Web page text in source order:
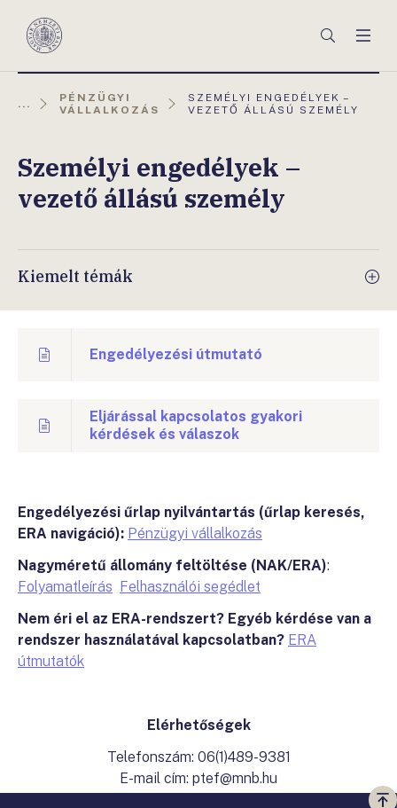
Magyar
Keresés
...
PÉNZÜGYI
VÁLLALKOZÁS
AKTUÁLIS
OLDAL:
SZEMÉLYI ENGEDÉLYEK –
VEZETŐ ÁLLÁSÚ SZEMÉLY
Személyi engedélyek –
vezető állású személy
Kiemelt témák
Engedélyezési útmutató
Eljárással kapcsolatos gyakori
kérdések és válaszok
Engedélyezési űrlap nyilvántartás (űrlap keresés,
ERA navigáció): Pénzügyi vállalkozás
Nagyméretű állomány feltöltése (NAK/ERA):
Folyamatleírás Felhasználói segédlet
Nem éri el az ERA-rendszert? Egyéb kérdése van a
rendszer használatával kapcsolatban? ERA
útmutatók
Elérhetőségek
Telefonszám: 06(1)489-9381
E-mail cím: ptef@mnb.hu